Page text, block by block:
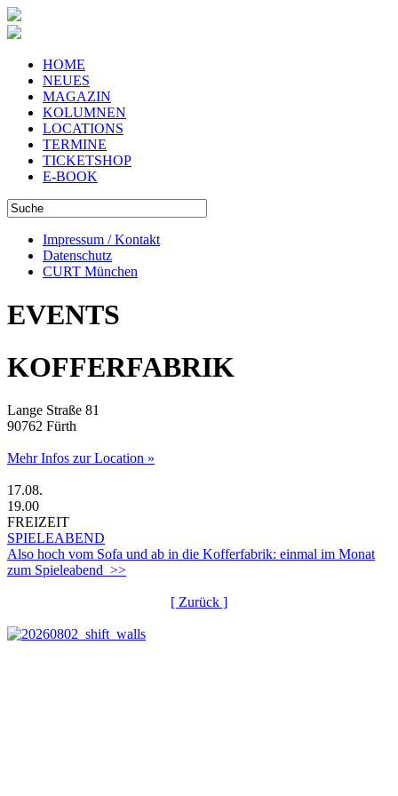
HOME
NEUES
MAGAZIN
KOLUMNEN
LOCATIONS
TERMINE
TICKETSHOP
E-BOOK
Impressum / Kontakt
Datenschutz
CURT München
EVENTS
KOFFERFABRIK
Lange Straße 81
90762 Fürth
Mehr Infos zur Location »
17.08.
19.00
FREIZEIT
SPIELEABEND
Also hoch vom Sofa und ab in die Kofferfabrik: einmal im Monat
zum Spieleabend >>
[ Zurück ]